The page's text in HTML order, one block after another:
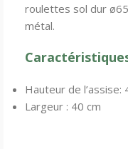
roulettes sol dur
métal.
Hauteur de l’assise:
Largeur : 40 cm